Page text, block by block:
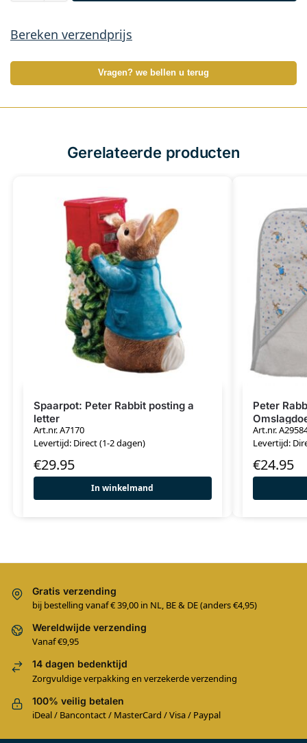
Bereken verzendprijs
Vragen? we bellen u terug
Gerelateerde producten
Spaarpot: Peter Rabbit posting a
letter
Art.nr. A7170
Levertijd: Direct (1-2 dagen)
€29.95
In winkelmand
Peter
Art.nr.
Levertijd:
€24.95
Gratis verzending
bij bestelling vanaf € 39,00 in NL, BE & DE (anders €4,95)
Wereldwijde verzending
Vanaf €9,95
14 dagen bedenktijd
Zorgvuldige verpakking en verzekerde verzending
100% veilig betalen
iDeal / Bancontact / MasterCard / Visa / Paypal